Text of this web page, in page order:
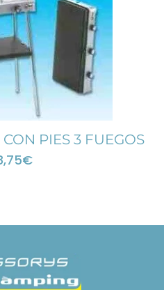
PIES 3 FUEGOS
€